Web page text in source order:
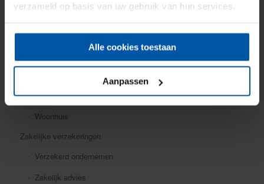
verzameld op basis van uw gebruik van hun services.
Alle cookies toestaan
Aanpassen
Mobiele dekking
Oldtimer
Verkeersschadeverzekering
Woonhuis
Zakelijke verzekeringen
Verzekerd ondernemen
Zakelijk advies